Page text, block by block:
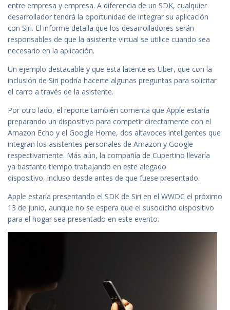
entre empresa y empresa. A diferencia de un SDK, cualquier
desarrollador tendrá la oportunidad de integrar su aplicación
con Siri. El informe detalla que los desarrolladores serán
responsables de que la asistente virtual se utilice cuando sea
necesario en la aplicación.
Un ejemplo destacable y que esta latente es Uber, que con la
inclusión de Siri podría hacerte algunas preguntas para solicitar
el carro a través de la asistente.
Por otro lado, el reporte también comenta que Apple estaría
preparando un dispositivo para competir directamente con el
Amazon Echo y el Google Home, dos altavoces inteligentes que
integran los asistentes personales de Amazon y Google
respectivamente. Más aún, la compañía de Cupertino llevaría
ya bastante tiempo trabajando en este alegado
dispositivo, incluso desde antes de que fuese presentado.
Apple estaría presentando el SDK de Siri en el WWDC el próximo
13 de junio, aunque no se espera que el susodicho dispositivo
para el hogar sea presentado en este evento.